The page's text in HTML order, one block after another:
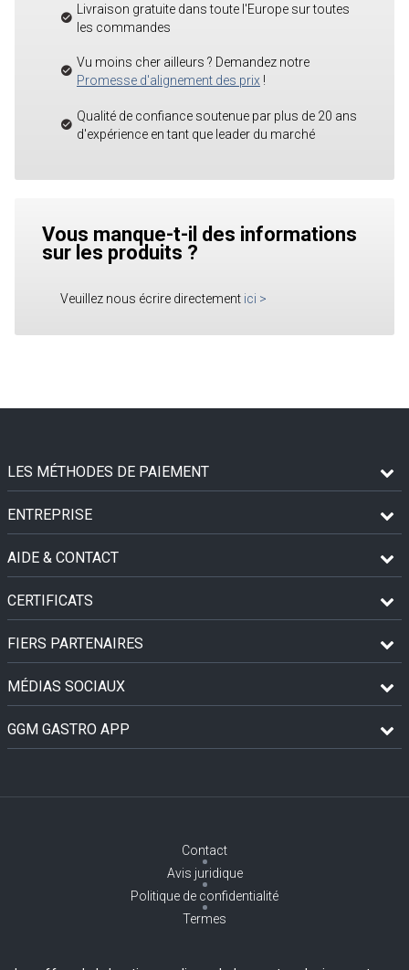
Livraison gratuite dans toute l'Europe sur toutes
les commandes
Vu moins cher ailleurs ? Demandez notre
Promesse d'alignement des prix !
Qualité de confiance soutenue par plus de 20 ans
d'expérience en tant que leader du marché
Vous manque-t-il des informations
sur les produits ?
Veuillez nous écrire directement ici >
LES MÉTHODES DE PAIEMENT
ENTREPRISE
AIDE & CONTACT
CERTIFICATS
FIERS PARTENAIRES
MÉDIAS SOCIAUX
GGM GASTRO APP
Contact
Avis juridique
Politique de confidentialité
Termes